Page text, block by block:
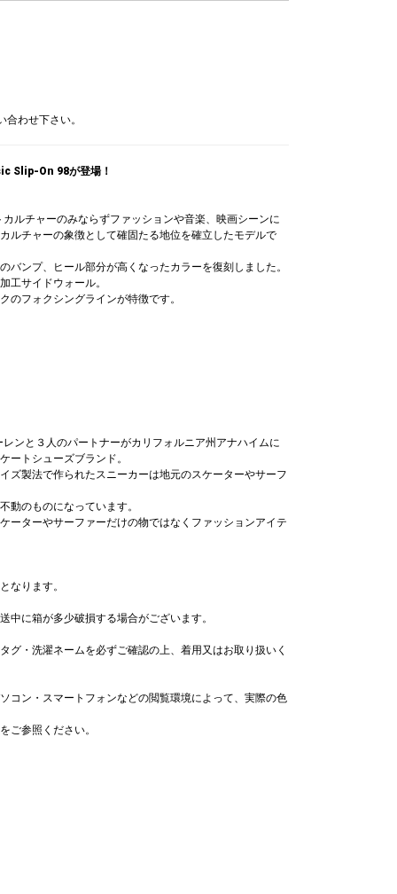
合わせ下さい。
Slip-On 98が登場！
ルチャーのみならずファッションや音楽、映画シーンに
ルチャーの象徴として確固たる地位を確立したモデルで
バンプ、ヒール部分が高くなったカラーを復刻しました。
工サイドウォール。
のフォクシングラインが特徴です。
ンと３人のパートナーがカリフォルニア州アナハイムに
ートシューズブランド。
ズ製法で作られたスニーカーは地元のスケーターやサーフ
動のものになっています。
ーターやサーファーだけの物ではなくファッションアイテ
なります。
に箱が多少破損する場合がございます。
グ・洗濯ネームを必ずご確認の上、着用又はお取り扱いく
コン・スマートフォンなどの閲覧環境によって、実際の色
ご参照ください。